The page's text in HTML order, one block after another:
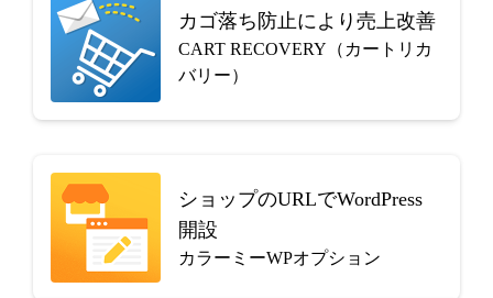
カゴ落ち防止により売上改善
CART RECOVERY（カートリカ
バリー）
ショップのURLでWordPress
開設
カラーミーWPオプション